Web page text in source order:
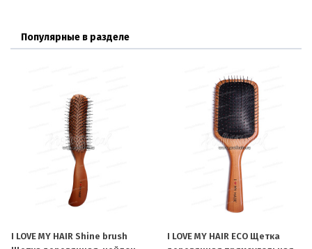
Популярные в разделе
I LOVE MY HAIR Shine brush
I LOVE MY HAIR ECO Щетка